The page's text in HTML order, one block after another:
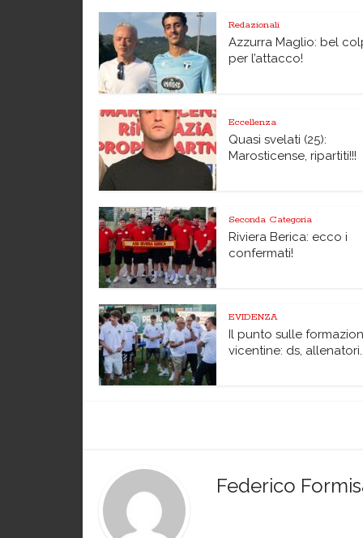
Redazionali
Azzurra Maglio: bel
per l’attacco!
Eccellenza
Quasi svelati (25):
Marosticense, ripartiti!!!
Seconda Categoria
Riviera Berica: ecco i
confermati!
EVIDENZA
Il punto sulle
vicentine: ds,
Federico